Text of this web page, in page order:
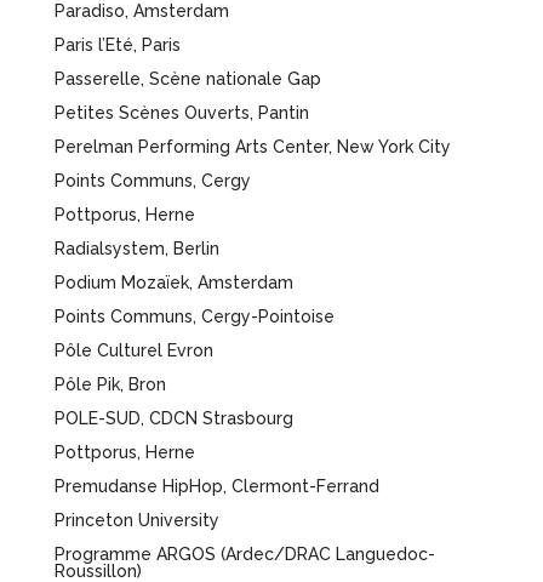
Paradiso, Amsterdam
Paris l’Eté, Paris
Passerelle, Scène nationale Gap
Petites Scènes Ouverts, Pantin
Perelman Performing Arts Center, New York City
Points Communs, Cergy
Pottporus, Herne
Radialsystem, Berlin
Podium Mozaïek, Amsterdam
Points Communs, Cergy-Pointoise
Pôle Culturel Evron
Pôle Pik, Bron
POLE-SUD, CDCN Strasbourg
Pottporus, Herne
Premudanse HipHop, Clermont-Ferrand
Princeton University
Programme ARGOS (Ardec/DRAC Languedoc-
Roussillon)